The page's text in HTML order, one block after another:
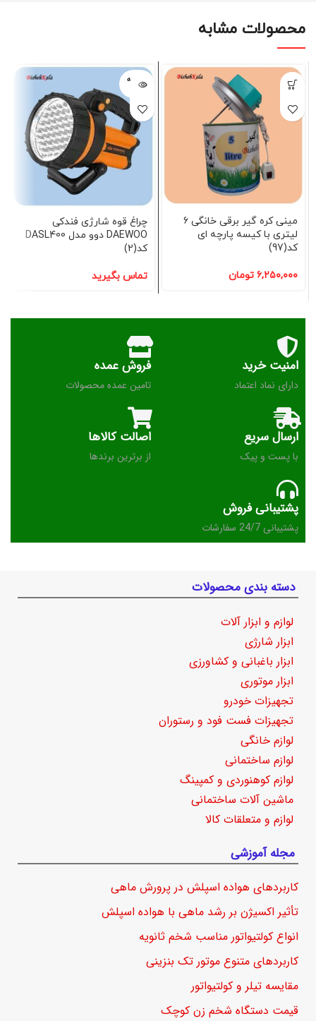
محصولات مشابه
مینی کره گیر برقی خانگی 6
لیتری با کیسه پارچه ای
کد(97)
۶,۲۵۰,۰۰۰ تومان
فروخته
شده
چراغ قوه شارژی فندکی
DAEWOO دوو مدل DASL400
کد(2)
تماس بگیرید
امنیت خرید
دارای نماد اعتماد
فروش عمده
تامین عمده محصولات
ارسال سریع
با پست و پیک
اصالت کالاها
از برترین برندها
پشتیبانی فروش
پشتیبانی 24/7 سفارشات
دسته بندی محصولات
لوازم و ابزار آلات
ابزار شارژی
ابزار باغبانی و کشاورزی
ابزار موتوری
تجهیزات خودرو
تجهیزات فست فود و رستوران
لوازم خانگی
لوازم ساختمانی
لوازم کوهنوردی و کمپینگ
ماشین آلات ساختمانی
لوازم و متعلقات کالا
مجله آموزشی
کاربردهای هواده اسپلش در پرورش ماهی
تأثیر اکسیژن بر رشد ماهی با هواده اسپلش
انواع کولتیواتور مناسب شخم ثانویه
کاربردهای متنوع موتور تک بنزینی
مقایسه تیلر و کولتیواتور
قیمت دستگاه شخم زن کوچک